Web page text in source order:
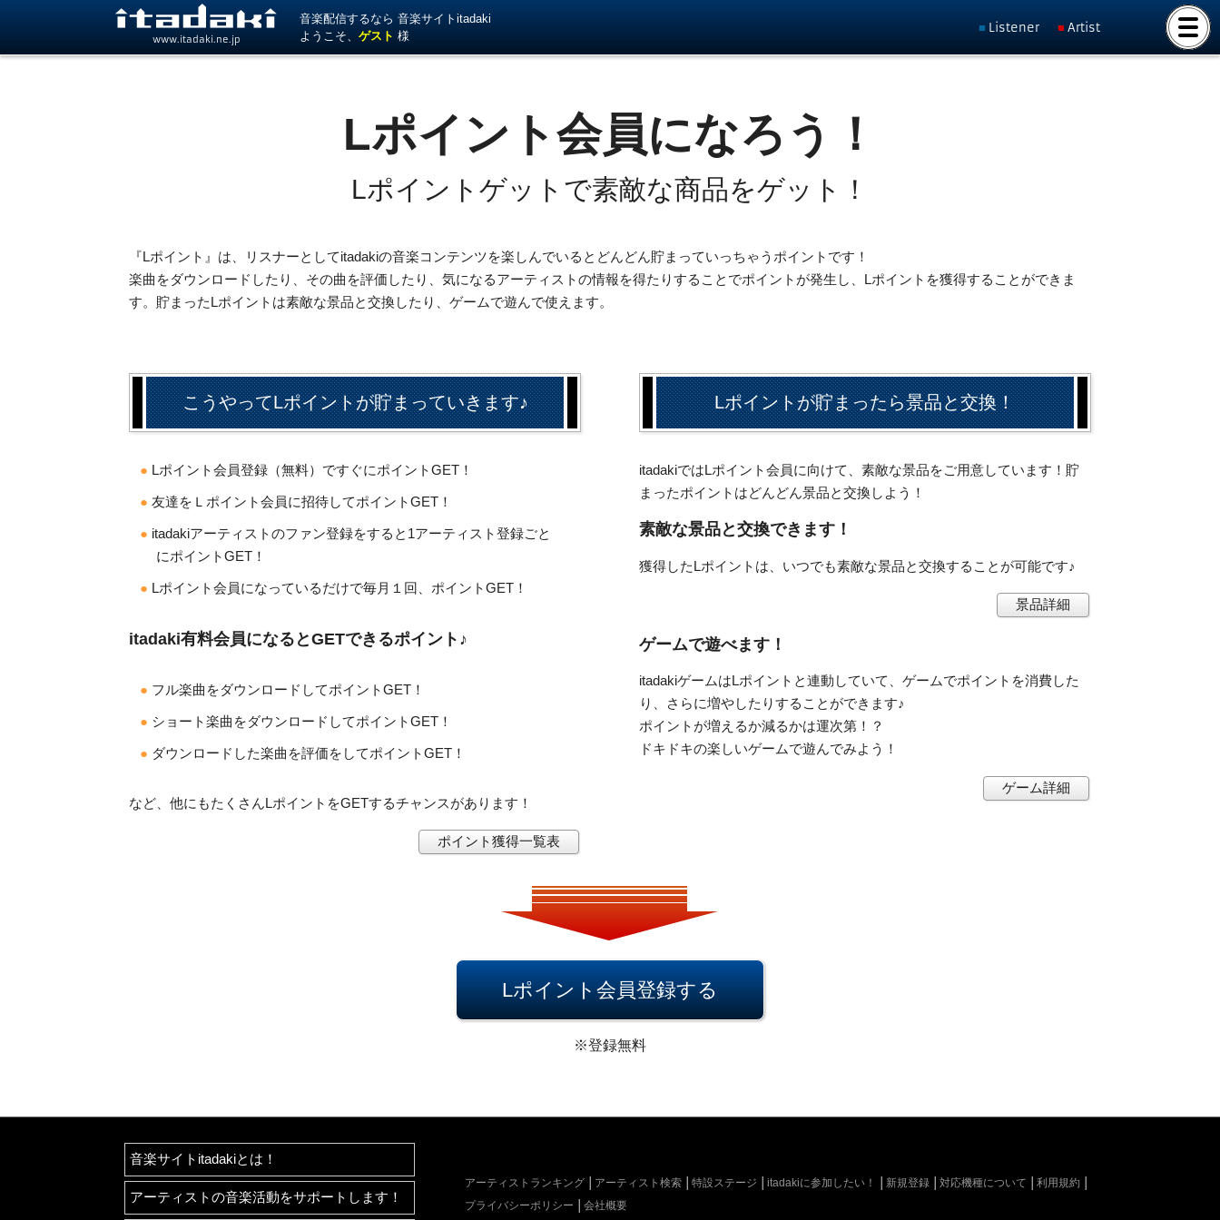
www.itadaki.ne.jp
音楽配信するなら 音楽サイトitadaki
ようこそ、ゲスト 様
Listener Artist
Lポイント会員になろう！
Lポイントゲットで素敵な商品をゲット！
『Lポイント』は、リスナーとしてitadakiの音楽コンテンツを楽しんでいるとどんどん貯まっていっちゃうポイントです！
楽曲をダウンロードしたり、その曲を評価したり、気になるアーティストの情報を得たりすることでポイントが発生し、Lポイントを獲得することができま
す。貯まったLポイントは素敵な景品と交換したり、ゲームで遊んで使えます。
こうやってLポイントが貯まっていきます♪
Lポイント会員登録（無料）ですぐにポイントGET！
友達をＬポイント会員に招待してポイントGET！
itadakiアーティストのファン登録をすると1アーティスト登録ごと
にポイントGET！
Lポイント会員になっているだけで毎月１回、ポイントGET！
itadaki有料会員になるとGETできるポイント♪
フル楽曲をダウンロードしてポイントGET！
ショート楽曲をダウンロードしてポイントGET！
ダウンロードした楽曲を評価をしてポイントGET！
など、他にもたくさんLポイントをGETするチャンスがあります！
ポイント獲得一覧表
Lポイントが貯まったら景品と交換！
itadakiではLポイント会員に向けて、素敵な景品をご用意しています！貯
まったポイントはどんどん景品と交換しよう！
素敵な景品と交換できます！
獲得したLポイントは、いつでも素敵な景品と交換することが可能です♪
景品詳細
ゲームで遊べます！
itadakiゲームはLポイントと連動していて、ゲームでポイントを消費した
り、さらに増やしたりすることができます♪
ポイントが増えるか減るかは運次第！？
ドキドキの楽しいゲームで遊んでみよう！
ゲーム詳細
Lポイント会員登録する
※登録無料
音楽サイトitadakiとは！
アーティストの音楽活動をサポートします！
アーティストランキング アーティスト検索 特設ステージ itadakiに参加したい！ 新規登録 対応機種について
利用規約
プライバシーポリシー
会社概要